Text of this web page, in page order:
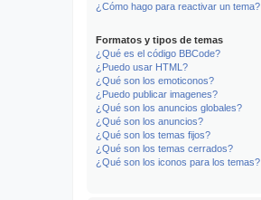
¿Cómo hago para reactivar un tema?
Formatos y tipos de temas
¿Qué es el código BBCode?
¿Puedo usar HTML?
¿Qué son los emoticonos?
¿Puedo publicar imagenes?
¿Qué son los anuncios globales?
¿Qué son los anuncios?
¿Qué son los temas fijos?
¿Qué son los temas cerrados?
¿Qué son los iconos para los temas?